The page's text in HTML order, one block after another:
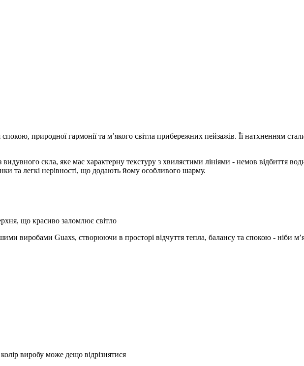
природної гармонії та м’якого світла прибережних пейзажів. Її натхненням
видувного скла, яке має характерну текстуру з хвилястими лініями - немов відбиття
та легкі нерівності, що додають йому особливого шарму.
що красиво заломлює світло
виробами Guaxs, створюючи в просторі відчуття тепла, балансу та спокою - ніби
виробу може дещо відрізнятися